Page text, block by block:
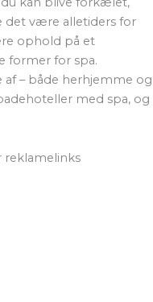
det være alletiders for
ophold på et
former for spa.
af – både herhjemme og
med spa, og
reklamelinks